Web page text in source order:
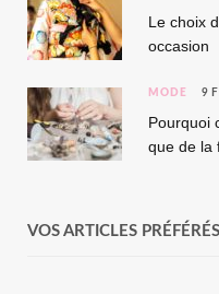
Le choix
occasion
MODE 9
Pourquoi
que de la
VOS ARTICLES PRÉFÉRÉS